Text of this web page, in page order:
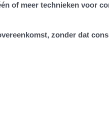
of meer technieken voor
zonder dat